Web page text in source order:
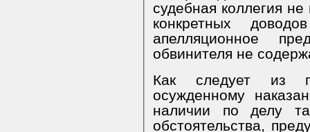
судебная коллегия
конкретных доводов для
апелляционное
обвинителя не
Как следует из
осужденному
наличии по делу
обстоятельства,